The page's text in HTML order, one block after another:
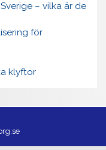
– vilka är de
för
klyftor